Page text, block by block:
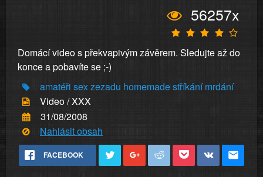
56257x
Domácí video s překvapivým závěrem. Sledujte až do
konce a pobavíte se ;-)
amatéři sexzezadu homemadestříkání mrdání
Video / XXX
31/08/2008
Nahlásit obsah
FACEBOOK